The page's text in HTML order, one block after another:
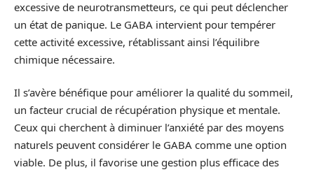
excessive de neurotransmetteurs, ce qui peut déclencher
un état de panique. Le GABA intervient pour tempérer
cette activité excessive, rétablissant ainsi l’équilibre
chimique nécessaire.
Il s’avère bénéfique pour améliorer la qualité du sommeil,
un facteur crucial de récupération physique et mentale.
Ceux qui cherchent à diminuer l’anxiété par des moyens
naturels peuvent considérer le GABA comme une option
viable. De plus, il favorise une gestion plus efficace des